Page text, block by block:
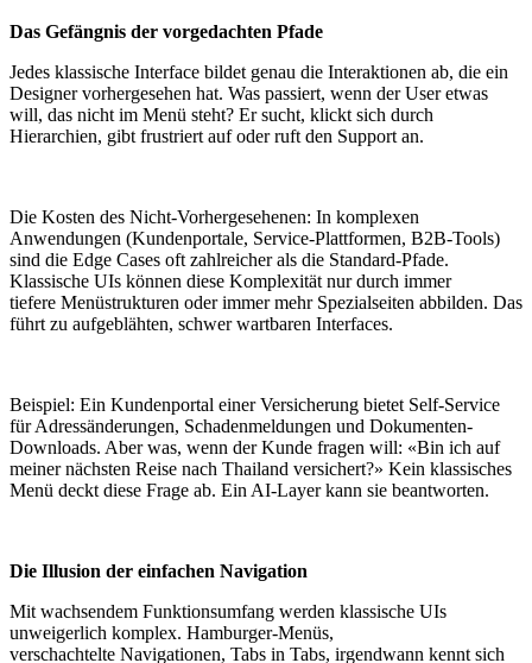
Das Gefängnis der vorgedachten Pfade
Jedes klassische Interface bildet genau die Interaktionen ab, die ein
Designer vorhergesehen hat. Was passiert, wenn der User etwas
will, das nicht im Menü steht? Er sucht, klickt sich durch
Hierarchien, gibt frustriert auf oder ruft den Support an.
Die Kosten des Nicht-Vorhergesehenen: In komplexen
Anwendungen (Kundenportale, Service-Plattformen, B2B-Tools)
sind die Edge Cases oft zahlreicher als die Standard-Pfade.
Klassische UIs können diese Komplexität nur durch immer
tiefere Menüstrukturen oder immer mehr Spezialseiten abbilden. Das
führt zu aufgeblähten, schwer wartbaren Interfaces.
Beispiel: Ein Kundenportal einer Versicherung bietet Self-Service
für Adressänderungen, Schadenmeldungen und Dokumenten-
Downloads. Aber was, wenn der Kunde fragen will: «Bin ich auf
meiner nächsten Reise nach Thailand versichert?» Kein klassisches
Menü deckt diese Frage ab. Ein AI-Layer kann sie beantworten.
Die Illusion der einfachen Navigation
Mit wachsendem Funktionsumfang werden klassische UIs
unweigerlich komplex. Hamburger-Menüs,
verschachtelte Navigationen, Tabs in Tabs, irgendwann kennt sich